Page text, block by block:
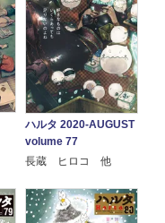
ハルタ 2020-AUGUST
volume 77
長蔵 ヒロコ 他